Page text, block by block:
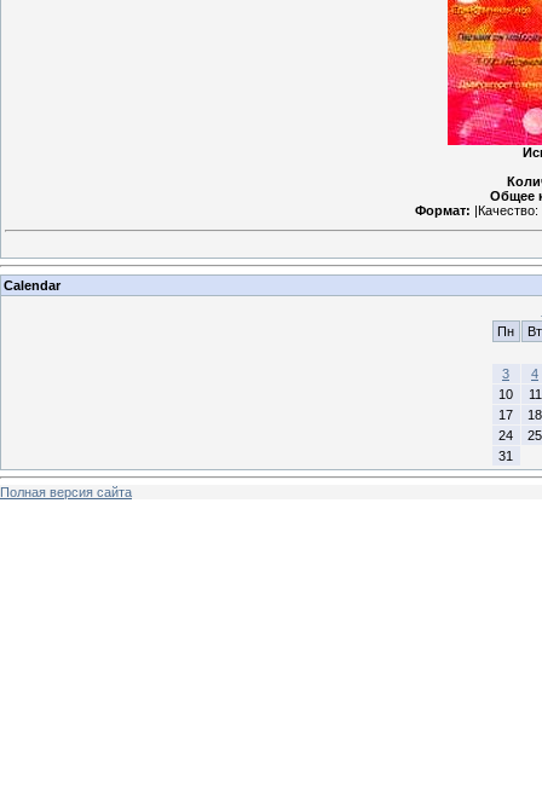
Общее
Формат:
Calendar
Пн
Вт
3
4
10
11
17
18
24
25
31
Полная версия сайта